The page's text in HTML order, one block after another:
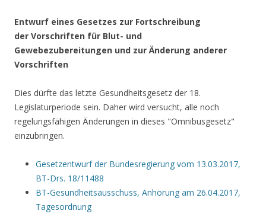
Entwurf eines Gesetzes zur Fortschreibung
der Vorschriften für Blut- und
Gewebezubereitungen und zur Änderung anderer
Vorschriften
Dies dürfte das letzte Gesundheitsgesetz der 18.
Legislaturperiode sein. Daher wird versucht, alle noch
regelungsfähigen Änderungen in dieses "Omnibusgesetz"
einzubringen.
Gesetzentwurf der Bundesregierung vom 13.03.2017,
BT-Drs. 18/11488
BT-Gesundheitsausschuss, Anhörung am 26.04.2017,
Tagesordnung